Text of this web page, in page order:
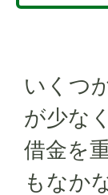
いくつ
が少な
借金を
もなか